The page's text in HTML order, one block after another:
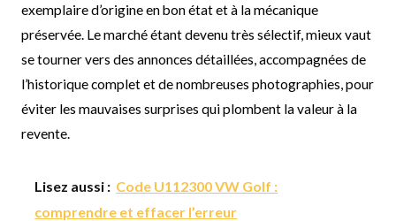
exemplaire d’origine en bon état et à la mécanique
préservée. Le marché étant devenu très sélectif, mieux vaut
se tourner vers des annonces détaillées, accompagnées de
l’historique complet et de nombreuses photographies, pour
éviter les mauvaises surprises qui plombent la valeur à la
revente.
Lisez aussi : Code U112300 VW Golf :
comprendre et effacer l’erreur